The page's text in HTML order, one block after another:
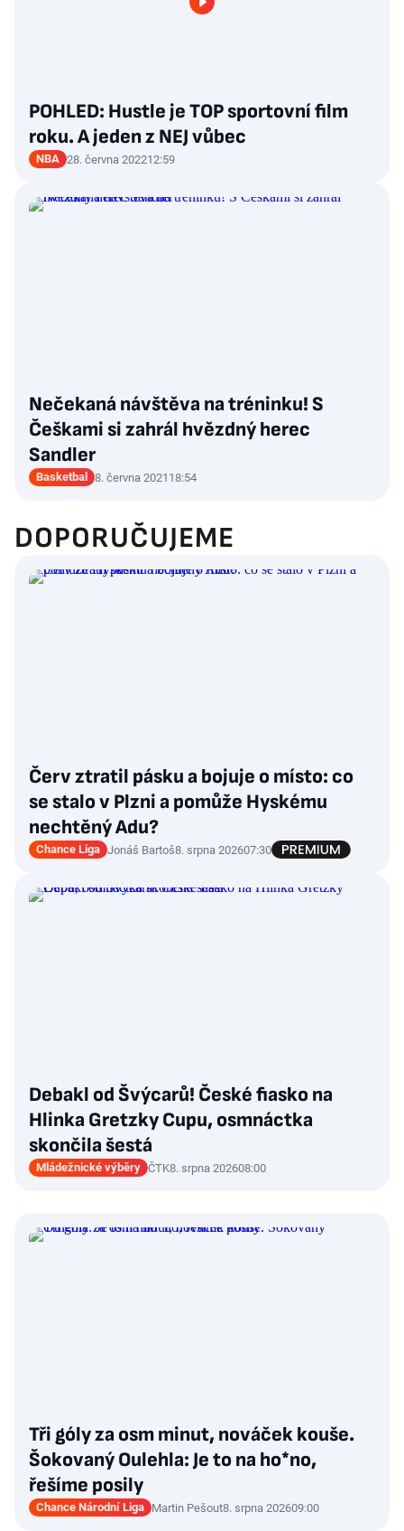
POHLED: Hustle je TOP sportovní film
roku. A jeden z NEJ vůbec
NBA 28. června 202212:59
Nečekaná návštěva na tréninku! S
Češkami si zahrál hvězdný herec
Sandler
Basketbal 8. června 2021 18:54
DOPORUČUJEME
Červ ztratil pásku a bojuje o místo: co
se stalo v Plzni a pomůže Hyskému
nechtěný Adu?
Chance Liga Jonáš Bartoš8. srpna 202607:30
Debakl od Švýcarů! České fiasko na
Hlinka Gretzky Cupu, osmnáctka
skončila šestá
Mládežnické výběry ČTK8. srpna 202608:00
Tři góly za osm minut, nováček kouše.
Šokovaný Oulehla: Je to na ho*no,
řešíme posily
Chance Národní Liga Martin Pešout8. srpna 202609:00